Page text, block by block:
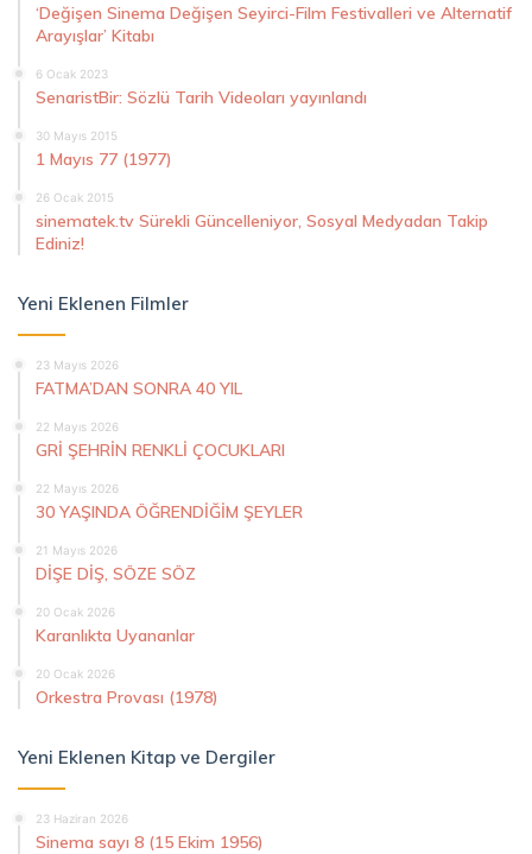
‘Değişen Sinema Değişen Seyirci-Film Festivalleri ve Alternatif
Arayışlar’ Kitabı
6 Ocak 2023
SenaristBir: Sözlü Tarih Videoları yayınlandı
30 Mayıs 2015
1 Mayıs 77 (1977)
26 Ocak 2015
sinematek.tv Sürekli Güncelleniyor, Sosyal Medyadan Takip
Ediniz!
Yeni Eklenen Filmler
23 Mayıs 2026
FATMA’DAN SONRA 40 YIL
22 Mayıs 2026
GRİ ŞEHRİN RENKLİ ÇOCUKLARI
22 Mayıs 2026
30 YAŞINDA ÖĞRENDİĞİM ŞEYLER
21 Mayıs 2026
DİŞE DİŞ, SÖZE SÖZ
20 Ocak 2026
Karanlıkta Uyananlar
20 Ocak 2026
Orkestra Provası (1978)
Yeni Eklenen Kitap ve Dergiler
23 Haziran 2026
Sinema sayı 8 (15 Ekim 1956)